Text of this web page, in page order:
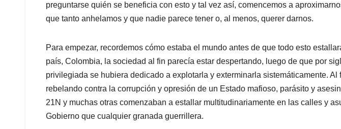
preguntarse quién se beneficia con esto y tal vez así, comencemos a
que tanto anhelamos y que nadie parece tener o, al menos, querer darnos.
Para empezar, recordemos cómo estaba el mundo antes de que todo esto
país, Colombia, la sociedad al fin parecía estar despertando, luego de que por
privilegiada se hubiera dedicado a explotarla y exterminarla sistemáticamente. Al
rebelando contra la corrupción y opresión de un Estado mafioso, parásito y
21N y muchas otras comenzaban a estallar multitudinariamente en las calles y
Gobierno que cualquier granada guerrillera.